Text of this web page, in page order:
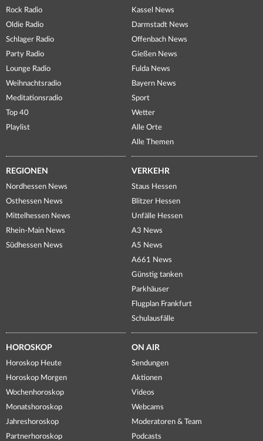
Rock Radio
Oldie Radio
Schlager Radio
Party Radio
Lounge Radio
Weihnachtsradio
Meditationsradio
Top 40
Playlist
Kassel News
Darmstadt News
Offenbach News
Gießen News
Fulda News
Bayern News
Sport
Wetter
Alle Orte
Alle Themen
REGIONEN
Nordhessen News
Osthessen News
Mittelhessen News
Rhein-Main News
Südhessen News
VERKEHR
Staus Hessen
Blitzer Hessen
Unfälle Hessen
A3 News
A5 News
A661 News
Günstig tanken
Parkhäuser
Flugplan Frankfurt
Schulausfälle
HOROSKOP
Horoskop Heute
Horoskop Morgen
Wochenhoroskop
Monatshoroskop
Jahreshoroskop
Partnerhoroskop
ON AIR
Sendungen
Aktionen
Videos
Webcams
Moderatoren & Team
Podcasts